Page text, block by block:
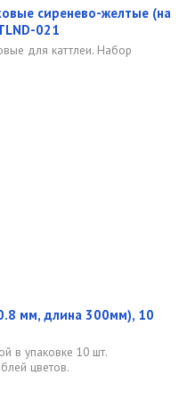
сиренево-желтые (на
021
для каттлеи. Набор
мм, длина 300мм), 10
в упаковке 10 шт.
цветов.